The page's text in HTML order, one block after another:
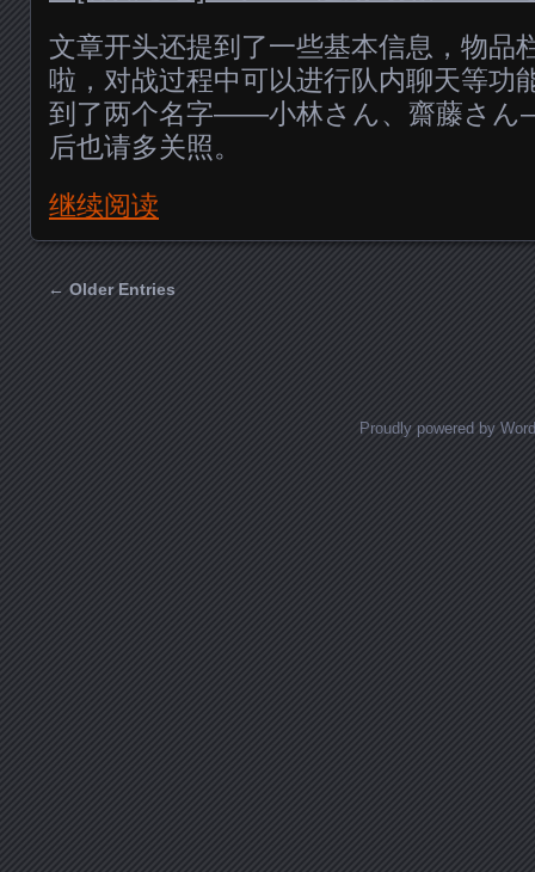
文章开头还提到了一些基本信息，物品
啦，对战过程中可以进行队内聊天等功
到了两个名字——小林さん、齋藤さ
后也请多关照。
继续阅读
← Older Entries
Proudly powered by